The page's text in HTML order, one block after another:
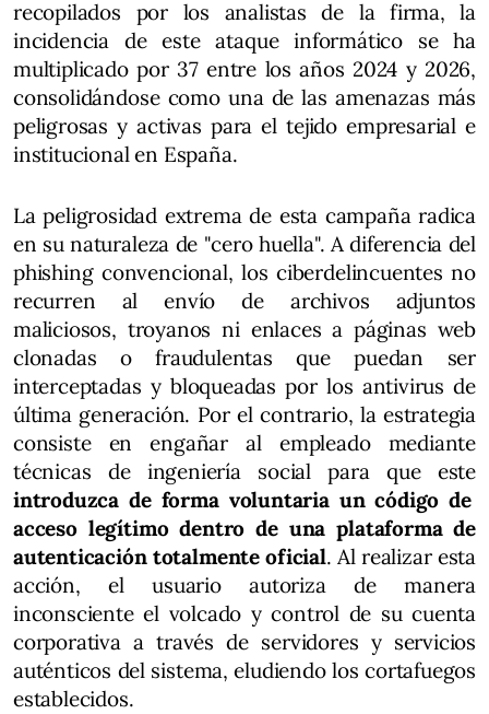
recopilados por los analistas de la firma, la
incidencia de este ataque informático se ha
multiplicado por 37 entre los años 2024 y 2026,
consolidándose como una de las amenazas más
peligrosas y activas para el tejido empresarial e
institucional en España.
La peligrosidad extrema de esta campaña radica
en su naturaleza de "cero huella". A diferencia del
phishing convencional, los ciberdelincuentes no
recurren al envío de archivos adjuntos
maliciosos, troyanos ni enlaces a páginas web
clonadas o fraudulentas que puedan ser
interceptadas y bloqueadas por los antivirus de
última generación. Por el contrario, la estrategia
consiste en engañar al empleado mediante
técnicas de ingeniería social para que este
introduzca de forma voluntaria un código de
acceso legítimo dentro de una plataforma de
autenticación totalmente oficial. Al realizar esta
acción, el usuario autoriza de manera
inconsciente el volcado y control de su cuenta
corporativa a través de servidores y servicios
auténticos del sistema, eludiendo los cortafuegos
establecidos.